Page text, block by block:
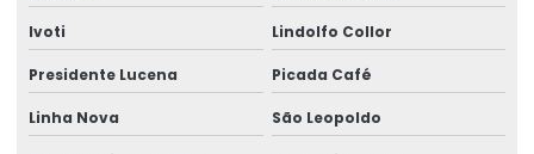
Exame admissional glicemia
Exame admissional hemograma
Exame admissional medicina do trabalho
Ivoti Lindolfo Collor
Presidente Lucena Picada Café
Linha Nova São Leopoldo